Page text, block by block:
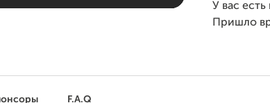
У вас
Пришло
F.A.Q